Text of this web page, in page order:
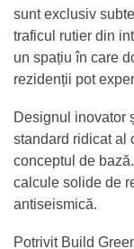
sunt exclusiv
traficul rutier din
un spațiu în care
rezidenții pot
Designul inovator
standard ridicat al
conceptul de
calcule solide de
antiseismică.
Potrivit Build